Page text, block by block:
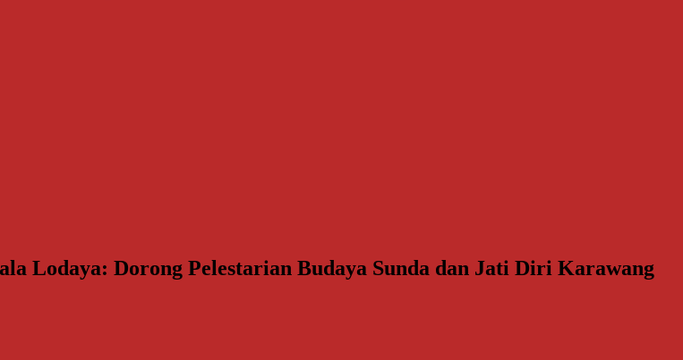
Lodaya: Dorong Pelestarian Budaya Sunda dan Jati Diri Karawang